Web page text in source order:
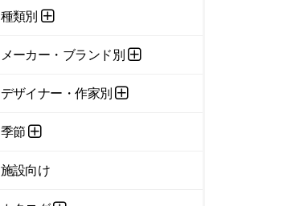
種類別
メーカー・ブランド別
デザイナー・作家別
季節
施設向け